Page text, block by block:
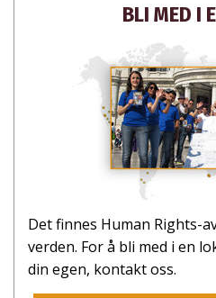
BLI MED I
Det finnes Human Rights-
verden. For å bli med i en
din egen, kontakt oss.